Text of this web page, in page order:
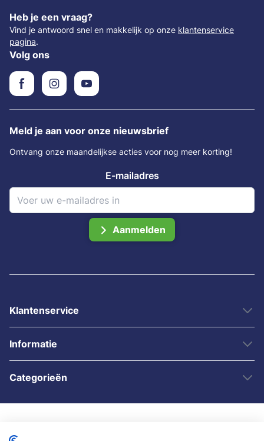
Heb je een vraag?
Vind je antwoord snel en makkelijk op onze klantenservice
pagina.
Volg ons
Meld je aan voor onze nieuwsbrief
Ontvang onze maandelijkse acties voor nog meer korting!
E-mailadres
Aanmelden
Klantenservice
Informatie
Categorieën